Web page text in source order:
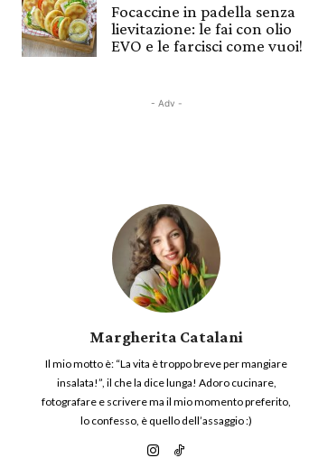
Focaccine in padella senza
lievitazione: le fai con olio
EVO e le farcisci come vuoi!
- Adv -
Margherita Catalani
Il mio motto è: “La vita è troppo breve per mangiare
insalata!”, il che la dice lunga! Adoro cucinare,
fotografare e scrivere ma il mio momento preferito,
lo confesso, è quello dell’assaggio :)